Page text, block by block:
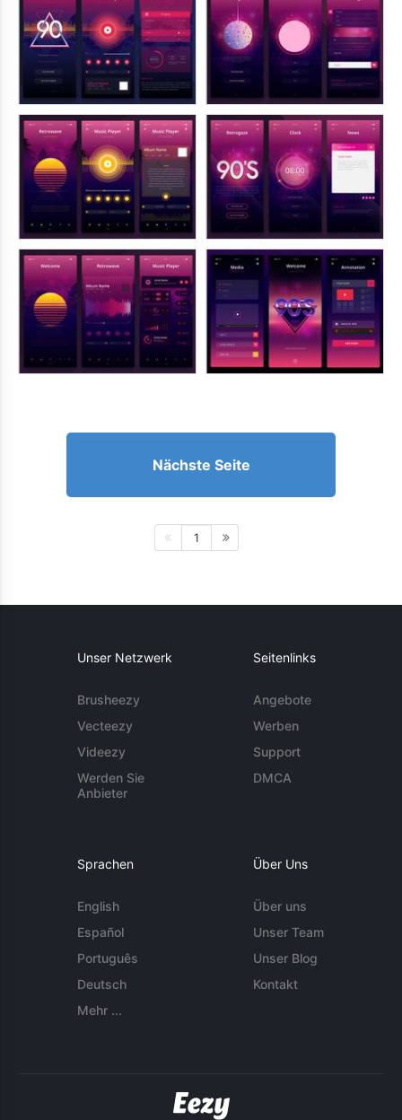
Nächste Seite
1
Unser Netzwerk
Brusheezy
Vecteezy
Videezy
Werden Sie
Anbieter
Seitenlinks
Angebote
Werben
Support
DMCA
Sprachen
English
Español
Português
Deutsch
Mehr ...
Über Uns
Über uns
Unser Team
Unser Blog
Kontakt